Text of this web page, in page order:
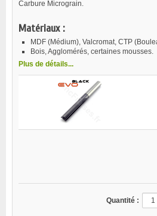
Carbure Micrograin.
Matériaux :
MDF (Médium), Valcromat, CTP
Bois, Agglomérés, certaines mousses.
Plus de détails...
Quantité :